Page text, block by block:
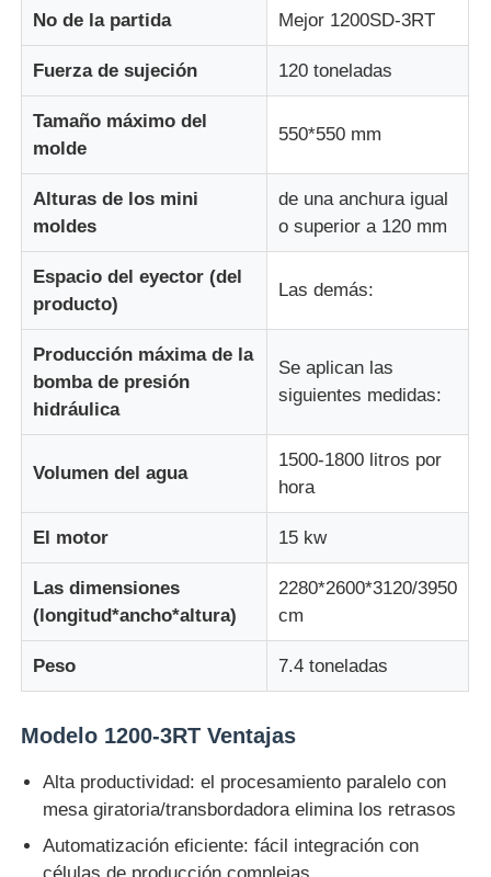
Control de Calidad
Contacto
Todos los casos
Solicitar una cotización
Máquina de moldeo por inyección LSR
Sistema de dosificación de la LSR
Máquina de sobremoldeo
Moldeado por inyección de caucho de silicona líquida
moldeado líquido del silicón
Moldeado por inyección de caucho de silicona
No de la partida Mejor 1200SD-3RT
Fuerza de sujeción 120 toneladas
Tamaño máximo del
molde
550*550 mm
Alturas de los mini
moldes
de una anchura igual
o superior a 120 mm
Espacio del eyector (del
producto)
Las demás:
Producción máxima de la
bomba de presión
hidráulica
Se aplican las
siguientes medidas:
Volumen del agua
1500-1800 litros por
hora
El motor 15 kw
Las dimensiones
(longitud*ancho*altura)
2280*2600*3120/3950
cm
Peso 7.4 toneladas
Modelo 1200-3RT Ventajas
Alta productividad: el procesamiento paralelo con
mesa giratoria/transbordadora elimina los retrasos
Automatización eficiente: fácil integración con
células de producción complejas